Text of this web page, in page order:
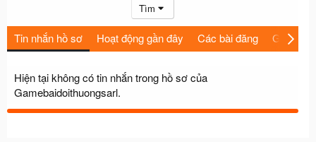
Tìm
Tin nhắn hồ sơ Hoạt động gần đây Các bài đăng Giới thiệu
Hiện tại không có tin nhắn trong hồ sơ của
Gamebaidoithuongsarl.